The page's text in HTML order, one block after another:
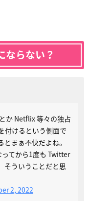
ならない？
か Netflix 等々の独占
付けるという側面で
まぁ不快だよね。
てから1度も Twitter
そういうことだと思
2, 2022